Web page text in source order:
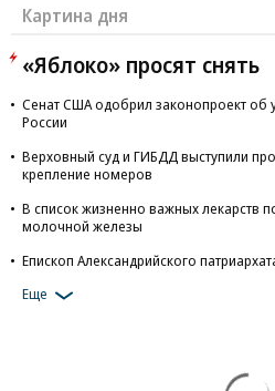
Картина дня
«Яблоко» просят снять
Сенат США одобрил законопроект об
России
Верховный суд и ГИБДД выступили
крепление номеров
В список жизненно важных лекарств
молочной железы
Епископ Александрийского
Еще